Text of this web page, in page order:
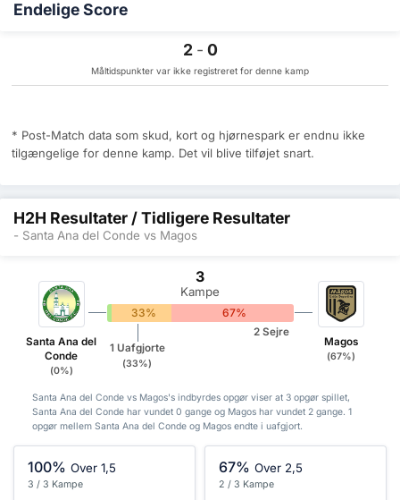
Endelige Score
2 - 0
Måltidspunkter var ikke registreret for denne kamp
* Post-Match data som skud, kort og hjørnespark er endnu ikke
tilgængelige for denne kamp. Det vil blive tilføjet snart.
H2H Resultater / Tidligere Resultater
- Santa Ana del Conde vs Magos
Santa Ana del
Conde
(0%)
3
Kampe
33% 67%
1 Uafgjorte
(33%)
2 Sejre
Magos
(67%)
Santa Ana del Conde vs Magos's indbyrdes opgør viser at 3 opgør spillet,
Santa Ana del Conde har vundet 0 gange og Magos har vundet 2 gange. 1
opgør mellem Santa Ana del Conde og Magos endte i uafgjort.
100% Over 1,5
3 / 3 Kampe
67% Over 2,5
2 / 3 Kampe